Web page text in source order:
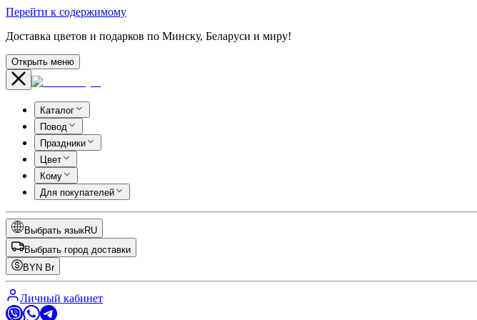
Перейти к содержимому
Доставка цветов и подарков по Минску, Беларуси и миру!
Открыть меню
Каталог
Повод
Праздники
Цвет
Кому
Для покупателей
Выбрать языкRU
Выбрать город доставки
BYN Br
Личный кабинет